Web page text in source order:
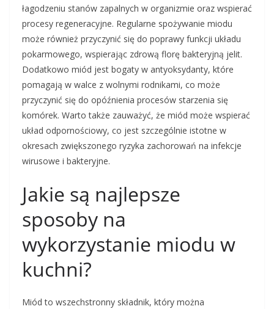
łagodzeniu stanów zapalnych w organizmie oraz wspierać
procesy regeneracyjne. Regularne spożywanie miodu
może również przyczynić się do poprawy funkcji układu
pokarmowego, wspierając zdrową florę bakteryjną jelit.
Dodatkowo miód jest bogaty w antyoksydanty, które
pomagają w walce z wolnymi rodnikami, co może
przyczynić się do opóźnienia procesów starzenia się
komórek. Warto także zauważyć, że miód może wspierać
układ odpornościowy, co jest szczególnie istotne w
okresach zwiększonego ryzyka zachorowań na infekcje
wirusowe i bakteryjne.
Jakie są najlepsze
sposoby na
wykorzystanie miodu w
kuchni?
Miód to wszechstronny składnik, który można